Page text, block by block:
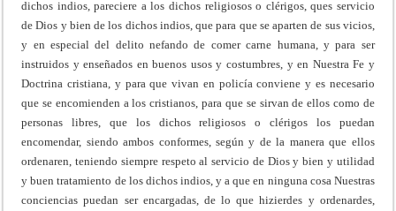
dichos indios, pareciere a los dichos religiosos o clérigos, ques servicio
de Dios y bien de los dichos indios, que para que se aparten de sus vicios,
y en especial del delito nefando de comer carne humana, y para ser
instruidos y enseñados en buenos usos y costumbres, y en Nuestra Fe y
Doctrina cristiana, y para que vivan en policía conviene y es necesario
que se encomienden a los cristianos, para que se sirvan de ellos como de
personas libres, que los dichos religiosos o clérigos los puedan
encomendar, siendo ambos conformes, según y de la manera que ellos
ordenaren, teniendo siempre respeto al servicio de Dios y bien y utilidad
y buen tratamiento de los dichos indios, y a que en ninguna cosa Nuestras
conciencias puedan ser encargadas, de lo que hizierdes y ordenardes,